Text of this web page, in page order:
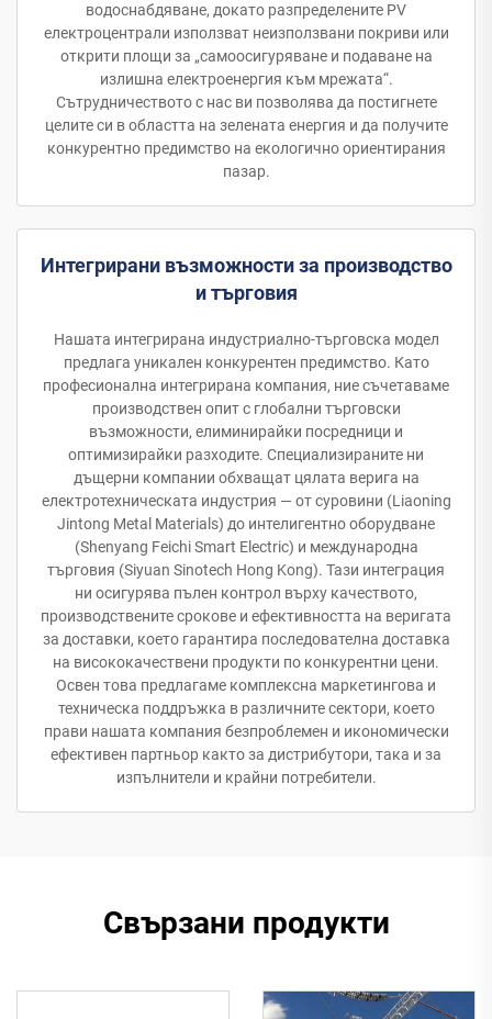
водоснабдяване, докато разпределените PV
електроцентрали използват неизползвани покриви или
открити площи за „самоосигуряване и подаване на
излишна електроенергия към мрежата“.
Сътрудничеството с нас ви позволява да постигнете
целите си в областта на зелената енергия и да получите
конкурентно предимство на екологично ориентирания
пазар.
Интегрирани възможности за производство
и търговия
Нашата интегрирана индустриално-търговска модел
предлага уникален конкурентен предимство. Като
професионална интегрирана компания, ние съчетаваме
производствен опит с глобални търговски
възможности, елиминирайки посредници и
оптимизирайки разходите. Специализираните ни
дъщерни компании обхващат цялата верига на
електротехническата индустрия — от суровини (Liaoning
Jintong Metal Materials) до интелигентно оборудване
(Shenyang Feichi Smart Electric) и международна
търговия (Siyuan Sinotech Hong Kong). Тази интеграция
ни осигурява пълен контрол върху качеството,
производствените срокове и ефективността на веригата
за доставки, което гарантира последователна доставка
на висококачествени продукти по конкурентни цени.
Освен това предлагаме комплексна маркетингова и
техническа поддръжка в различните сектори, което
прави нашата компания безпроблемен и икономически
ефективен партньор както за дистрибутори, така и за
изпълнители и крайни потребители.
Свързани продукти